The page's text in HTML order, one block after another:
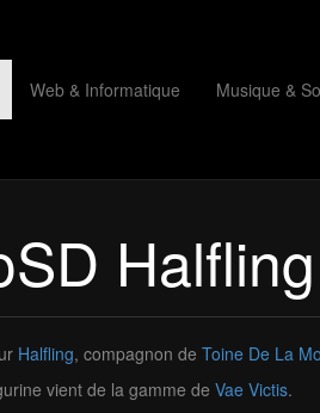
Web & Informatique Musique &
Halfling, compagnon de Toine De La
vient de la gamme de Vae Victis.